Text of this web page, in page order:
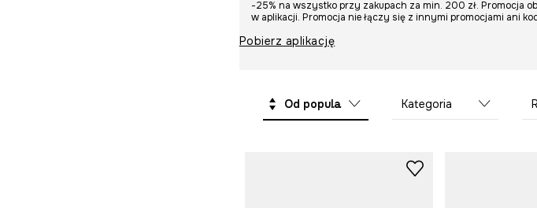
-25% na wszystko przy zakupach za min. 200 zł. Promocja
w aplikacji. Promocja nie łączy się z innymi promocjami ani
Pobierz aplikację
Od popularnych Kategoria